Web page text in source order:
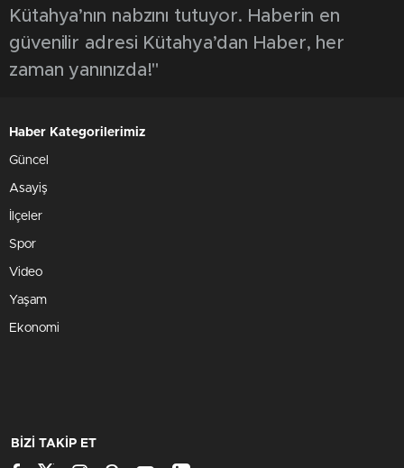
Kütahya’nın nabzını tutuyor. Haberin en
güvenilir adresi Kütahya’dan Haber, her
zaman yanınızda!"
Haber Kategorilerimiz
Güncel
Asayiş
İlçeler
Spor
Video
Yaşam
Ekonomi
BİZİ TAKİP ET